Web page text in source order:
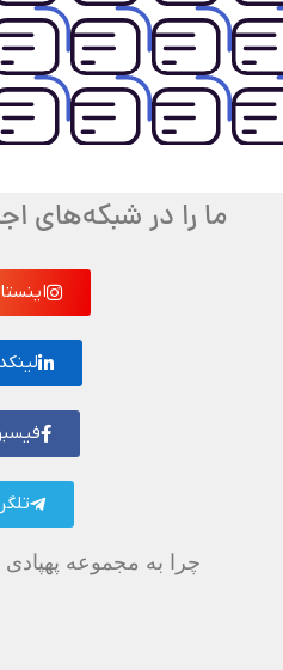
ما را در شبکه‌های
چرا به مجموعه پهپادی